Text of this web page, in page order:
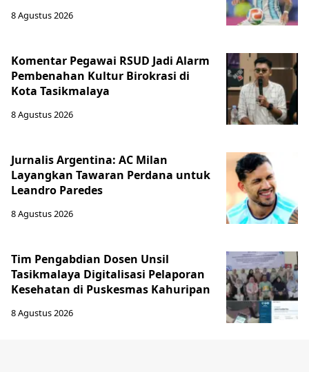
8 Agustus 2026
Komentar Pegawai RSUD Jadi Alarm
Pembenahan Kultur Birokrasi di
Kota Tasikmalaya
8 Agustus 2026
Jurnalis Argentina: AC Milan
Layangkan Tawaran Perdana untuk
Leandro Paredes
8 Agustus 2026
Tim Pengabdian Dosen Unsil
Tasikmalaya Digitalisasi Pelaporan
Kesehatan di Puskesmas Kahuripan
8 Agustus 2026